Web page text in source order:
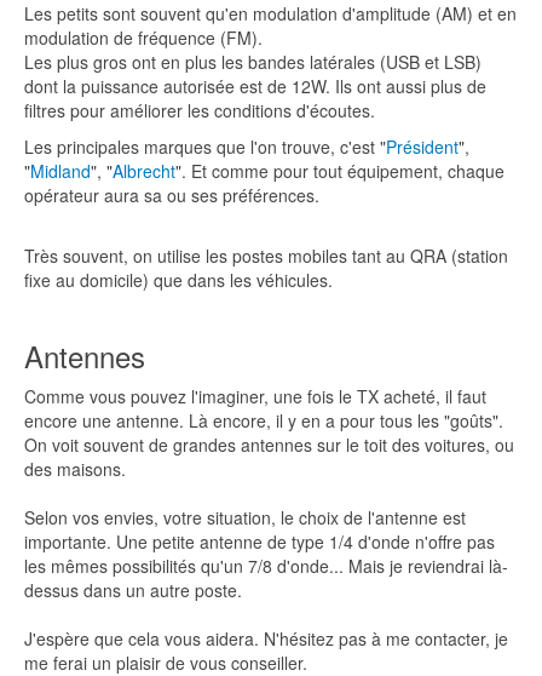
Les petits sont souvent qu'en modulation d'amplitude (AM) et en
modulation de fréquence (FM).
Les plus gros ont en plus les bandes latérales (USB et LSB)
dont la puissance autorisée est de 12W. Ils ont aussi plus de
filtres pour améliorer les conditions d'écoutes.
Les principales marques que l'on trouve, c'est "Président",
"Midland", "Albrecht". Et comme pour tout équipement, chaque
opérateur aura sa ou ses préférences.
Très souvent, on utilise les postes mobiles tant au QRA (station
fixe au domicile) que dans les véhicules.
Antennes
Comme vous pouvez l'imaginer, une fois le TX acheté, il faut
encore une antenne. Là encore, il y en a pour tous les "goûts".
On voit souvent de grandes antennes sur le toit des voitures, ou
des maisons.
Selon vos envies, votre situation, le choix de l'antenne est
importante. Une petite antenne de type 1/4 d'onde n'offre pas
les mêmes possibilités qu'un 7/8 d'onde... Mais je reviendrai là-
dessus dans un autre poste.
J'espère que cela vous aidera. N'hésitez pas à me contacter, je
me ferai un plaisir de vous conseiller.